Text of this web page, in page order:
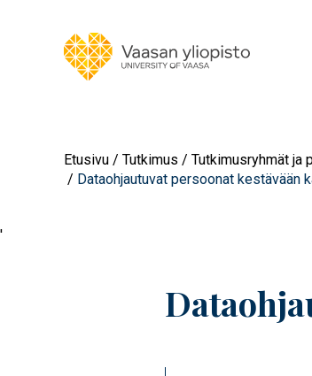
Etusivu Tutkimus Tutkimusryhmät ja
Dataohjautuvat persoonat kestävään
'